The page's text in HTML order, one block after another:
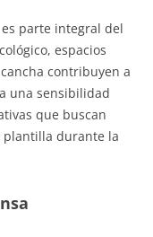
parte integral del
espacios
contribuyen a
una sensibilidad
que buscan
plantilla durante la